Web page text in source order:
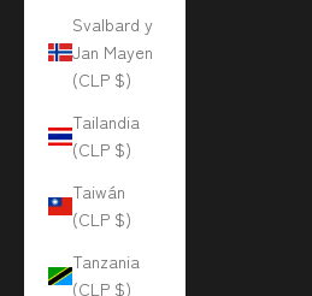
Svalbard y
Jan Mayen
(CLP $)
Tailandia
(CLP $)
Taiwán
(CLP $)
Tanzania
(CLP $)